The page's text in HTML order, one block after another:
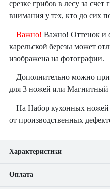
срезке грибов в лесу за счет
внимания у тех, кто до сих
Важно! Важно! Оттенок и
карельской березы может
изображена на фотографии.
Дополнительно можно
для 3 ножей или Магнитный
На Набор кухонных ножей
от производственных
Характеристики
Оплата